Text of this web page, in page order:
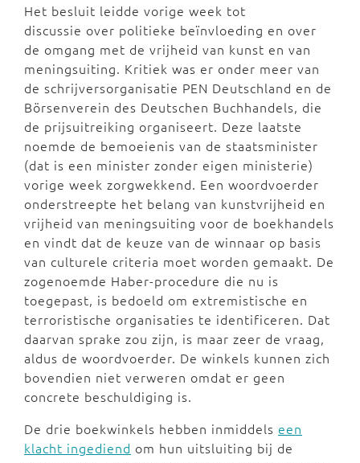
Het besluit leidde vorige week tot
discussie over politieke beïnvloeding en over
de omgang met de vrijheid van kunst en van
meningsuiting. Kritiek was er onder meer van
de schrijversorganisatie PEN Deutschland en de
Börsenverein des Deutschen Buchhandels, die
de prijsuitreiking organiseert. Deze laatste
noemde de bemoeienis van de staatsminister
(dat is een minister zonder eigen ministerie)
vorige week zorgwekkend. Een woordvoerder
onderstreepte het belang van kunstvrijheid en
vrijheid van meningsuiting voor de boekhandels
en vindt dat de keuze van de winnaar op basis
van culturele criteria moet worden gemaakt. De
zogenoemde Haber-procedure die nu is
toegepast, is bedoeld om extremistische en
terroristische organisaties te identificeren. Dat
daarvan sprake zou zijn, is maar zeer de vraag,
aldus de woordvoerder. De winkels kunnen zich
bovendien niet verweren omdat er geen
concrete beschuldiging is.
De drie boekwinkels hebben inmiddels een
klacht ingediend om hun uitsluiting bij de